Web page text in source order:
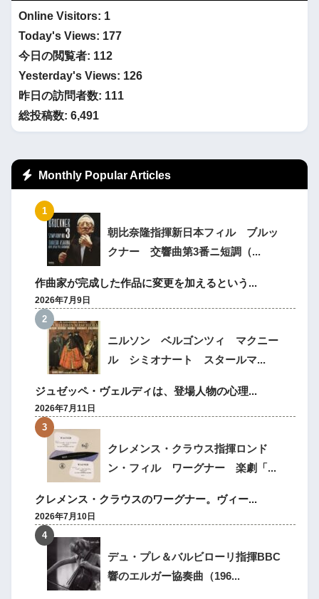
Online Visitors: 1
Today's Views: 177
今日の閲覧者: 112
Yesterday's Views: 126
昨日の訪問者数: 111
総投稿数: 6,491
Monthly Popular Articles
朝比奈隆指揮新日本フィル ブルッ
クナー 交響曲第3番ニ短調（...
作曲家が完成した作品に変更を加えるという...
2026年7月9日
ニルソン ベルゴンツィ マクニー
ル シミオナート スタールマ...
ジュゼッペ・ヴェルディは、登場人物の心理...
2026年7月11日
クレメンス・クラウス指揮ロンド
ン・フィル ワーグナー 楽劇「...
クレメンス・クラウスのワーグナー。ヴィー...
2026年7月10日
デュ・プレ＆バルビローリ指揮BBC
響のエルガー協奏曲（196...